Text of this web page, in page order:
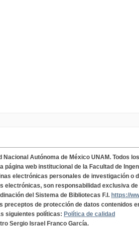
Nacional Autónoma de México UNAM. Todos
página web institucional de la Facultad de
electrónicas personales de investigación o
electrónicas, son responsabilidad exclusiva
del Sistema de Bibliotecas F.I. https://
preceptos de protección de datos contenidos
siguientes políticas: Política de calidad
Sergio Israel Franco García.